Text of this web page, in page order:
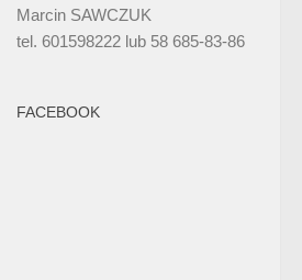
Marcin SAWCZUK
tel. 601598222 lub 58 685-83-86
FACEBOOK